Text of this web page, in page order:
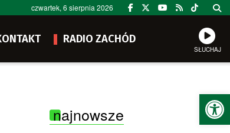
czwartek, 6 sierpnia 2026
RADIO ZACHÓD
SŁUCHAJ
najnowsze